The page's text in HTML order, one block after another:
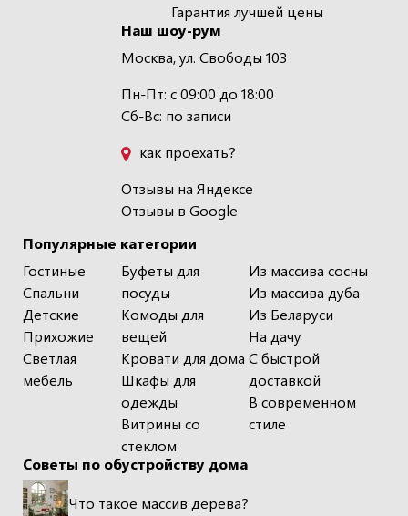
Популярные категории
Гостиные
Спальни
Детские
Прихожие
Светлая
мебель
Буфеты для
посуды
Комоды для
вещей
Кровати для дома
Шкафы для
одежды
Витрины со
стеклом
Из массива сосны
Из массива дуба
Из Беларуси
На дачу
С быстрой
доставкой
В современном
стиле
Гарантия лучшей цены
Наш шоу-рум
Москва, ул. Свободы 103
Пн-Пт: с 09:00 до 18:00
Сб-Вс: по записи
как проехать?
Отзывы на Яндексе
Отзывы в Google
Советы по обустройству дома
Что такое массив дерева?